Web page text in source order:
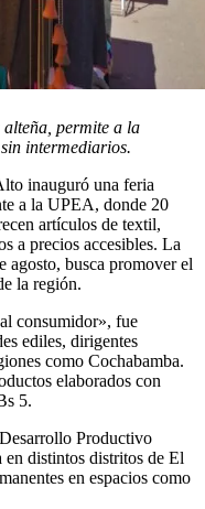
permite a la
intermediarios.
inauguró una feria
a la UPEA, donde 20
artículos de textil,
a precios accesibles. La
agosto, busca promover el
la región.
consumidor», fue
ediles, dirigentes
como Cochabamba.
elaborados con
5.
Productivo
distintos distritos de El
en espacios como